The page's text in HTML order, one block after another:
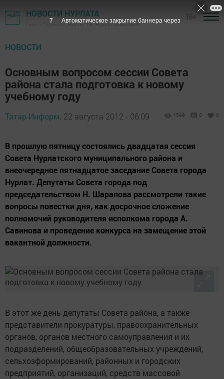
НОВОСТИ НУРЛАТА
Газета "Дружба", Нурлат ТВ - Нурлатский район
НОВОСТИ
Основным вопросом сессии Совета
района стала подготовка к новому
учебному году
Татар-Информ, 22 августа 2012 - 06:09 1599 0 0
В прошлую пятницу состоялись двадцатая сессия
Совета Нурлатского муниципального района и
внеочередное пятнадцатое заседание Совета города
Нурлат. Депутаты Совета города под
председательством Н. Шарапова рассмотрели такие
вопросы повестки дня, как досрочное сложение
полномочий руководителя исполкома города А.
Савинова и проведение конкурса на замещение этой
вакантной должности.
В этот же день депутаты Совета района, а также
представители прокуратуры, правоохранительных
органов, органов местного самоуправления и их
подразделений, общеобразовательных учреждений,
сельхозформирований, районных и городских
предприятий, организаций, средств массовой
6 Автоматическое закрытие баннера через